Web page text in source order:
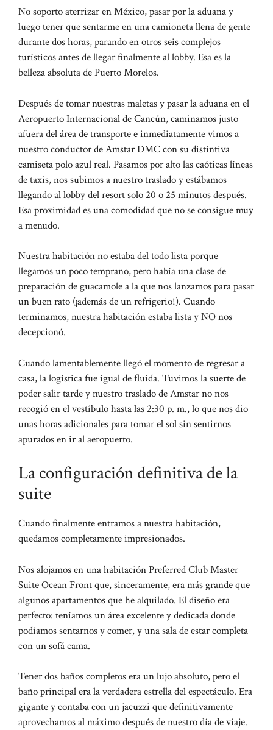
No soporto aterrizar en México, pasar por la aduana y
luego tener que sentarme en una camioneta llena de gente
durante dos horas, parando en otros seis complejos
turísticos antes de llegar finalmente al lobby. Esa es la
belleza absoluta de Puerto Morelos.
Después de tomar nuestras maletas y pasar la aduana en el
Aeropuerto Internacional de Cancún, caminamos justo
afuera del área de transporte e inmediatamente vimos a
nuestro conductor de Amstar DMC con su distintiva
camiseta polo azul real. Pasamos por alto las caóticas líneas
de taxis, nos subimos a nuestro traslado y estábamos
llegando al lobby del resort solo 20 o 25 minutos después.
Esa proximidad es una comodidad que no se consigue muy
a menudo.
Nuestra habitación no estaba del todo lista porque
llegamos un poco temprano, pero había una clase de
preparación de guacamole a la que nos lanzamos para pasar
un buen rato (¡además de un refrigerio!). Cuando
terminamos, nuestra habitación estaba lista y NO nos
decepcionó.
Cuando lamentablemente llegó el momento de regresar a
casa, la logística fue igual de fluida. Tuvimos la suerte de
poder salir tarde y nuestro traslado de Amstar no nos
recogió en el vestíbulo hasta las 2:30 p. m., lo que nos dio
unas horas adicionales para tomar el sol sin sentirnos
apurados en ir al aeropuerto.
La configuración definitiva de la
suite
Cuando finalmente entramos a nuestra habitación,
quedamos completamente impresionados.
Nos alojamos en una habitación Preferred Club Master
Suite Ocean Front que, sinceramente, era más grande que
algunos apartamentos que he alquilado. El diseño era
perfecto: teníamos un área excelente y dedicada donde
podíamos sentarnos y comer, y una sala de estar completa
con un sofá cama.
Tener dos baños completos era un lujo absoluto, pero el
baño principal era la verdadera estrella del espectáculo. Era
gigante y contaba con un jacuzzi que definitivamente
aprovechamos al máximo después de nuestro día de viaje.